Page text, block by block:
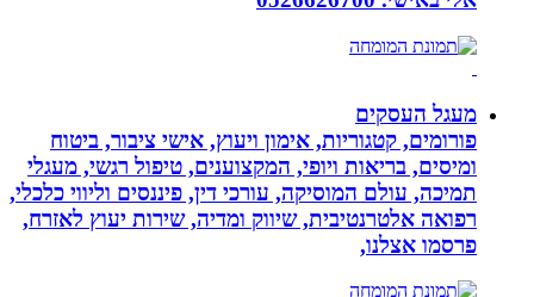
מעגל העסקים
פורומים, קטגוריות, אימון ויעוץ, אישי ציבור, ביטוח
ומיסים, בריאות ויופי, המקצוענים, טיפול רגשי, מעגלי
תמיכה, עולם המוסיקה, עורכי דין, פיננסים וליווי כלכלי,
רפואה אלטרנטיבית, שיווק ומדיה, שירות יעוץ לאזרח,
פרסמו אצלנו,